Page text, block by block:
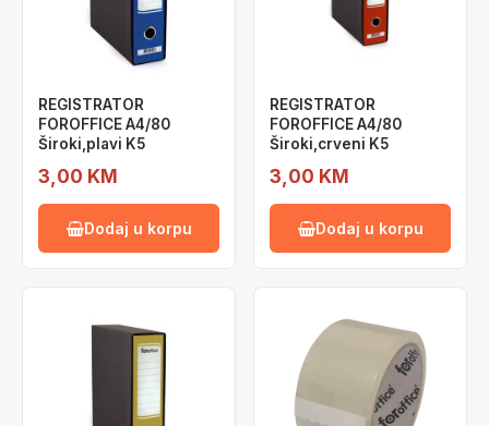
REGISTRATOR
FOROFFICE A4/80
Široki,plavi K5
3,00 KM
Dodaj u korpu
REGISTRATOR
FOROFFICE A4/80
Široki,crveni K5
3,00 KM
Dodaj u korpu